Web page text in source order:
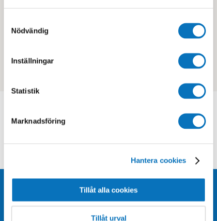
Nödvändig
Inställningar
Statistik
Marknadsföring
Hantera cookies
Tillåt alla cookies
Tillåt urval
Giltighetstid övriga klippkort 1år